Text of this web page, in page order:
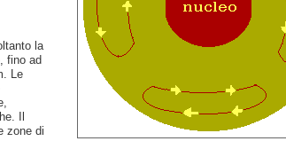
la
fino ad
Le
Il
zone di